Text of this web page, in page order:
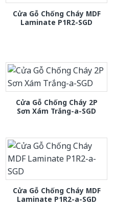
Cửa Gỗ Chống Cháy MDF
Laminate P1R2-SGD
Cửa Gỗ Chống Cháy 2P
Sơn Xám Trắng-a-SGD
Cửa Gỗ Chống Cháy MDF
Laminate P1R2-a-SGD